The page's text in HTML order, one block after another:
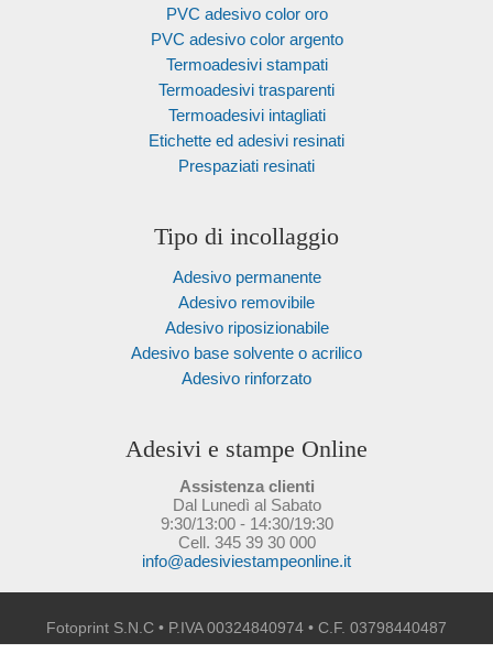
PVC adesivo color oro
PVC adesivo color argento
Termoadesivi stampati
Termoadesivi trasparenti
Termoadesivi intagliati
Etichette ed adesivi resinati
Prespaziati resinati
Tipo di incollaggio
Adesivo permanente
Adesivo removibile
Adesivo riposizionabile
Adesivo base solvente o acrilico
Adesivo rinforzato
Adesivi e stampe Online
Assistenza clienti
Dal Lunedì al Sabato
9:30/13:00 - 14:30/19:30
Cell. 345 39 30 000
info@adesiviestampeonline.it
Fotoprint S.N.C • P.IVA 00324840974 • C.F. 03798440487